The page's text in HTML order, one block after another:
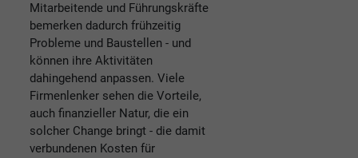
Mitarbeitende und Führungskräfte
bemerken dadurch frühzeitig
Probleme und Baustellen - und
können ihre Aktivitäten
dahingehend anpassen. Viele
Firmenlenker sehen die Vorteile,
auch finanzieller Natur, die ein
solcher Change bringt - die damit
verbundenen Kosten für